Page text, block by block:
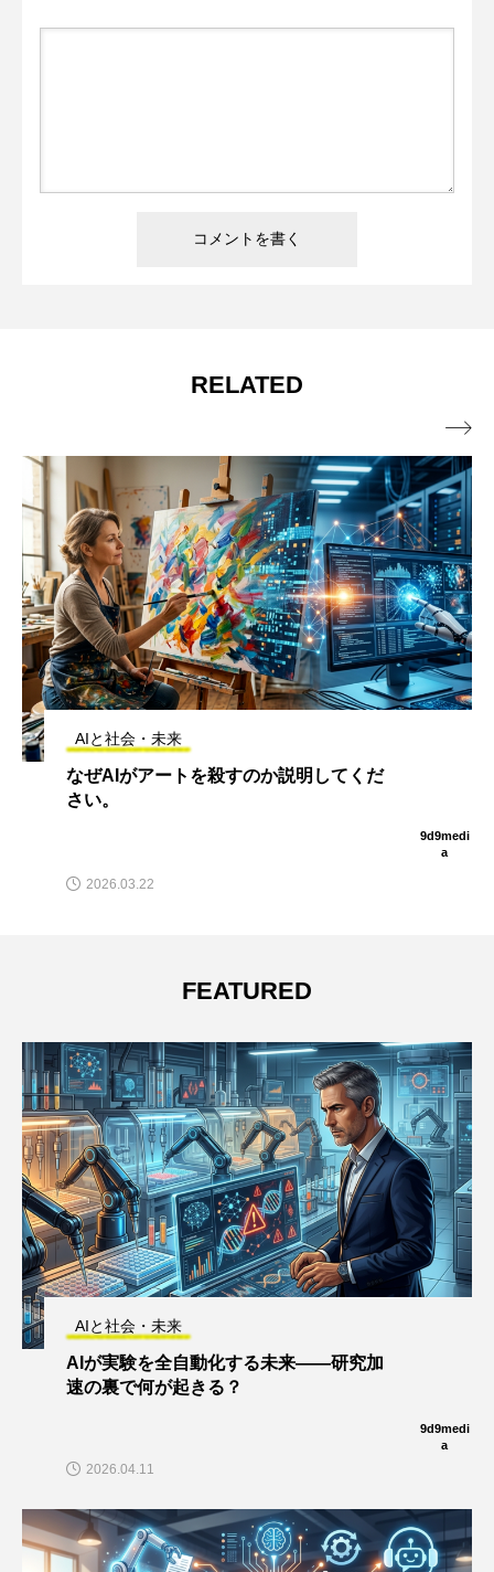
RELATED
AIと社会・未来
なぜAIがアートを殺すのか説明してくだ
さい。
9d9medi
a
2026.03.22

FEATURED
AIと社会・未来
AIが実験を全自動化する未来——研究加
速の裏で何が起きる？
9d9medi
a
2026.04.11